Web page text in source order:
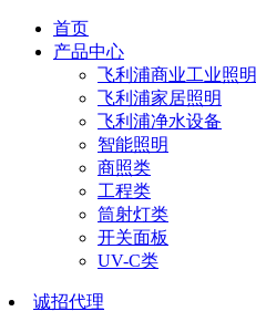
首页
产品中心
飞利浦商业工业照明
飞利浦家居照明
飞利浦净水设备
智能照明
商照类
工程类
筒射灯类
开关面板
UV-C类
诚招代理